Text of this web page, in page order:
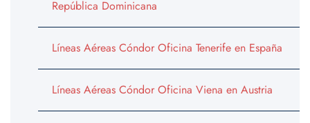
República Dominicana
Líneas Aéreas Cóndor Oficina Tenerife en España
Líneas Aéreas Cóndor Oficina Viena en Austria